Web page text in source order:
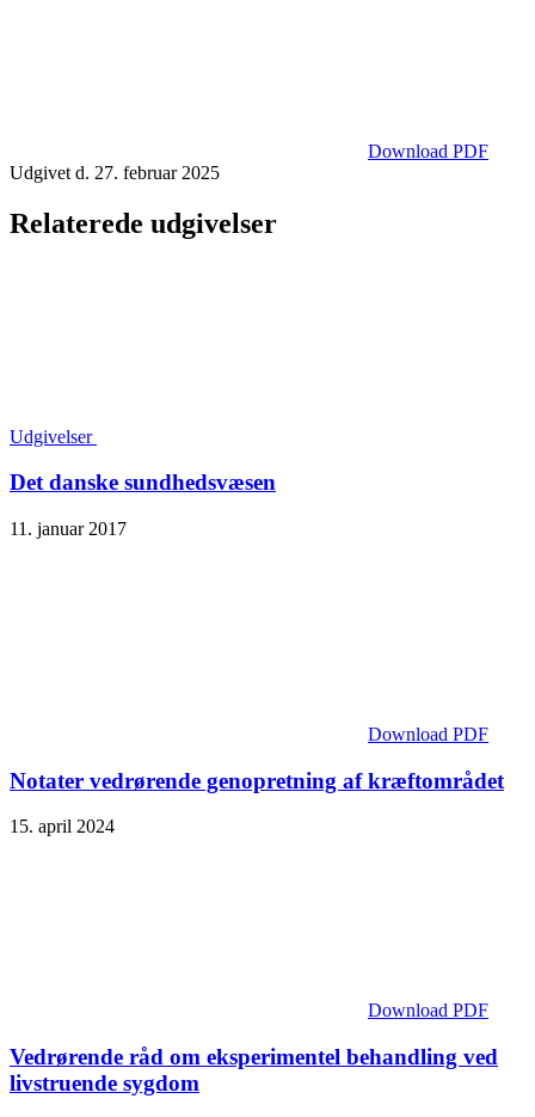
Download PDF
Udgivet d. 27. februar 2025
Relaterede udgivelser
Udgivelser
Det danske sundhedsvæsen
11. januar 2017
Download PDF
Notater vedrørende genopretning af kræftområdet
15. april 2024
Download PDF
Vedrørende råd om eksperimentel behandling ved
livstruende sygdom